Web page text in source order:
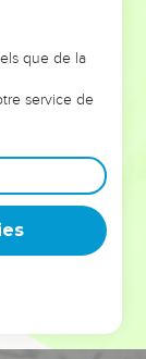
les erreurs
même que ce
responsables
leurs erreurs
ministère, une
est faite
que de la
service de